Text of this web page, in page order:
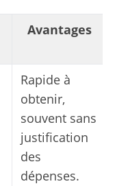
Avantages
Rapide à
obtenir,
souvent sans
justification
des
dépenses.